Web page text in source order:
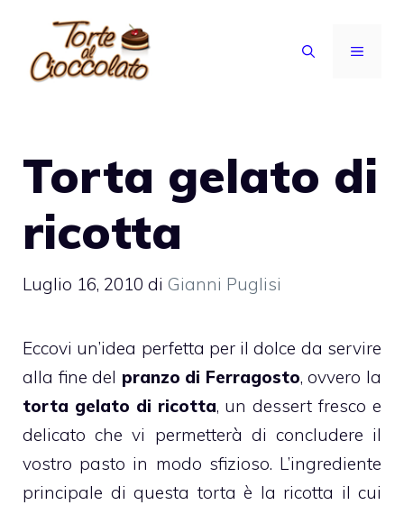
contenuto
MENU
Torta gelato di
ricotta
Luglio 16, 2010 di Gianni Puglisi
Eccovi un’idea perfetta per il dolce da servire
alla fine del pranzo di Ferragosto, ovvero la
torta gelato di ricotta, un dessert fresco e
delicato che vi permetterà di concludere il
vostro pasto in modo sfizioso. L’ingrediente
principale di questa torta è la ricotta il cui